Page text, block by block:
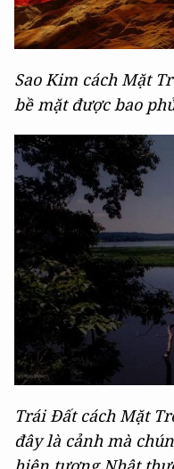
Sao Kim cách Mặt
bề mặt được bao
Trái Đất cách Mặt
đây là cảnh mà